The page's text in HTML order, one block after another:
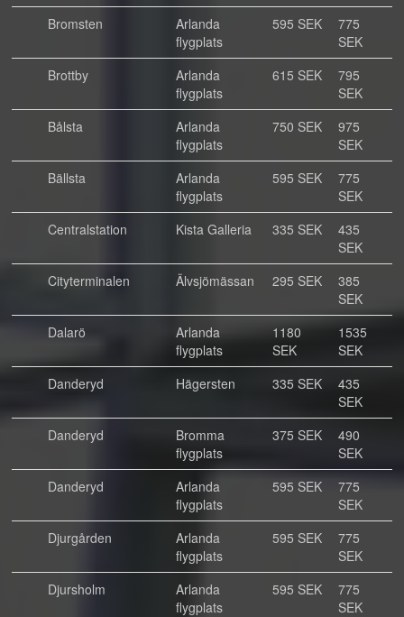
Bromsten
Arlanda
flygplats
595 SEK
775
SEK
Brottby
Arlanda
flygplats
615 SEK
795
SEK
Bålsta
Arlanda
flygplats
750 SEK
975
SEK
Bällsta
Arlanda
flygplats
595 SEK
775
SEK
Centralstation
Kista Galleria 335 SEK
435
SEK
Cityterminalen
Älvsjömässan 295 SEK
385
SEK
Dalarö
Arlanda
flygplats
1180
SEK
1535
SEK
Danderyd
Hägersten 335 SEK
435
SEK
Danderyd
Bromma
flygplats
375 SEK
490
SEK
Danderyd
Arlanda
flygplats
595 SEK
775
SEK
Djurgården
Arlanda
flygplats
595 SEK
775
SEK
Djursholm
Arlanda
flygplats
595 SEK
775
SEK